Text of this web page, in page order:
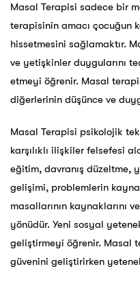
Masal Terapisi sadece bir
terapisinin amacı çocuğun
hissetmesini sağlamaktır.
ve yetişkinler duygularını
etmeyi öğrenir. Masal
diğerlerinin düşünce ve
Masal Terapisi psikolojik
karşılıklı ilişkiler felsefesi
eğitim, davranış düzeltme,
gelişimi, problemlerin
masallarının kaynaklarını
yönüdür. Yeni sosyal
geliştirmeyi öğrenir. Masal
güvenini geliştirirken